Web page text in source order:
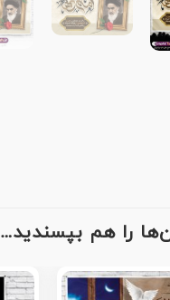
را هم بپسندید…